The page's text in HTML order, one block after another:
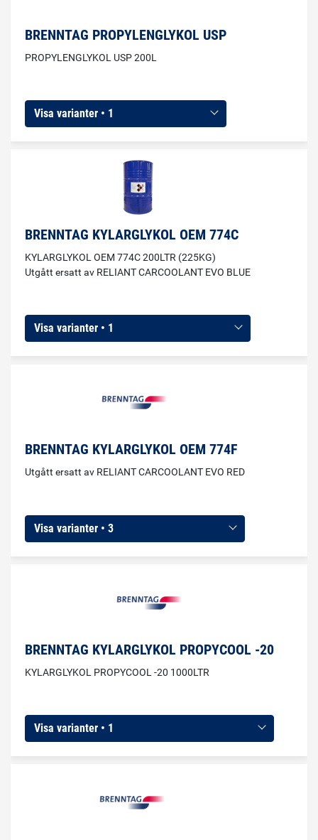
BRENNTAG PROPYLENGLYKOL USP
PROPYLENGLYKOL USP 200L
Visa varianter • 1
BRENNTAG KYLARGLYKOL OEM 774C
KYLARGLYKOL OEM 774C 200LTR (225KG)
Utgått ersatt av RELIANT CARCOOLANT EVO BLUE
Visa varianter • 1
BRENNTAG KYLARGLYKOL OEM 774F
Utgått ersatt av RELIANT CARCOOLANT EVO RED
Visa varianter • 3
BRENNTAG KYLARGLYKOL PROPYCOOL -20
KYLARGLYKOL PROPYCOOL -20 1000LTR
Visa varianter • 1